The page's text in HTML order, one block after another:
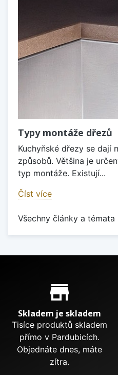
Typy montáže dřezů
Kuchyňské dřezy se dají
způsobů. Většina je
typ montáže. Existují...
Číst více
Všechny články a témata
Proč nakupovat u nás?
store_mall_directory
Skladem je skladem
Tisíce produktů skladem
přímo v Pardubicích.
Objednáte dnes, máte
zítra.